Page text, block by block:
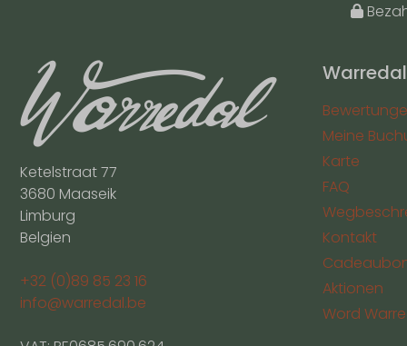
Ketelstraat 77
3680 Maaseik
Limburg
Belgien
+32 (0)89 85 23 16
info@warredal.be
Warredal
Meine
Karte
FAQ
Kontakt
Aktionen
Word